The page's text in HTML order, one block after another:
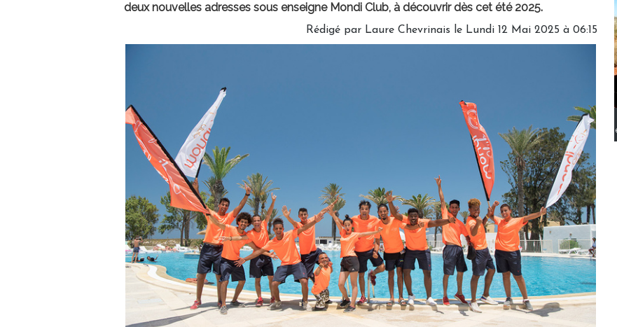
deux nouvelles adresses sous enseigne Mondi Club, à découvrir dès cet été 2025.
Rédigé par Laure Chevrinais le Lundi 12 Mai 2025 à 06:15